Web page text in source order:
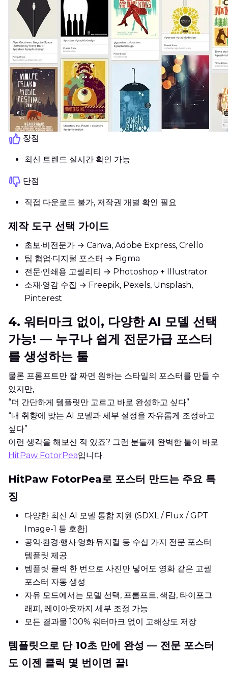
장점
최신 트렌드 실시간 확인 가능
단점
직접 다운로드 불가, 저작권 개별 확인 필요
제작 도구 선택 가이드
초보·비전문가 → Canva, Adobe Express, Crello
팀 협업·디지털 포스터 → Figma
전문·인쇄용 고퀄리티 → Photoshop + Illustrator
소재·영감 수집 → Freepik, Pexels, Unsplash,
Pinterest
4. 워터마크 없이, 다양한 AI 모델 선택
가능! — 누구나 쉽게 전문가급 포스터
를 생성하는 툴
물론 프롬프트만 잘 짜면 원하는 스타일의 포스터를 만들 수
있지만,
“더 간단하게 템플릿만 고르고 바로 완성하고 싶다”
“내 취향에 맞는 AI 모델과 세부 설정을 자유롭게 조정하고
싶다”
이런 생각을 해보신 적 있죠? 그런 분들께 완벽한 툴이 바로
HitPaw FotorPea입니다.
HitPaw FotorPea로 포스터 만드는 주요 특
징
다양한 최신 AI 모델 통합 지원 (SDXL / Flux / GPT
Image-1 등 호환)
공익·환경·행사·영화·뮤지컬 등 수십 가지 전문 포스터
템플릿 제공
템플릿 클릭 한 번으로 사진만 넣어도 영화 같은 고퀄
포스터 자동 생성
자유 모드에서는 모델 선택, 프롬프트, 색감, 타이포그
래피, 레이아웃까지 세부 조정 가능
모든 결과물 100% 워터마크 없이 고해상도 저장
템플릿으로 단 10초 만에 완성 — 전문 포스터
도 이젠 클릭 몇 번이면 끝!